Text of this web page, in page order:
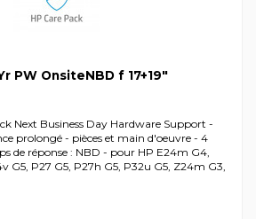
PW OnsiteNBD f 17+19"
Next Business Day Hardware Support -
prolongé - pièces et main d'oeuvre - 4
de réponse : NBD - pour HP E24m G4,
G5, P27 G5, P27h G5, P32u G5, Z24m G3,